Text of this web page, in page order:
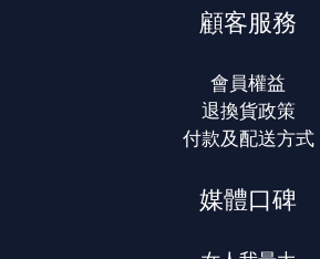
顧客服務
會員權益
退換貨政策
付款及配送方式
媒體口碑